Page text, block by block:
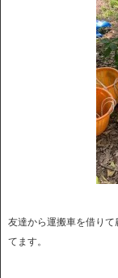
友達から運搬車を借り
てます。